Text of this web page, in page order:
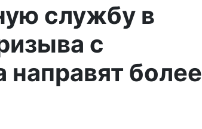
службу в
с
направят более